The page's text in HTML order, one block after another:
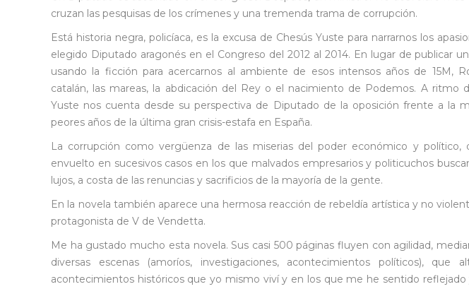
cruzan las pesquisas de los crímenes y una tremenda trama de corrupción.
Está historia negra, policíaca, es la excusa de Chesús Yuste para narrarnos los
elegido Diputado aragonés en el Congreso del 2012 al 2014. En lugar de publicar
usando la ficción para acercarnos al ambiente de esos intensos años de 15M,
catalán, las mareas, la abdicación del Rey o el nacimiento de Podemos. A ritmo
Yuste nos cuenta desde su perspectiva de Diputado de la oposición frente a la
peores años de la última gran crisis-estafa en España.
La corrupción como vergüenza de las miserias del poder económico y político,
envuelto en sucesivos casos en los que malvados empresarios y politicuchos
lujos, a costa de las renuncias y sacrificios de la mayoría de la gente.
En la novela también aparece una hermosa reacción de rebeldía artística y no
protagonista de V de Vendetta.
Me ha gustado mucho esta novela. Sus casi 500 páginas fluyen con agilidad,
diversas escenas (amoríos, investigaciones, acontecimientos políticos), que
acontecimientos históricos que yo mismo viví y en los que me he sentido